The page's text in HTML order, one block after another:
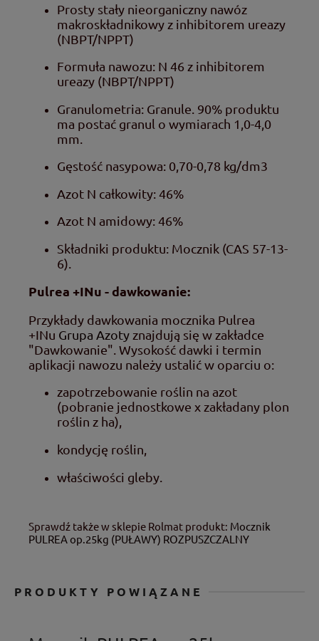
Prosty stały nieorganiczny nawóz
makroskładnikowy z inhibitorem ureazy
(NBPT/NPPT)
Formuła nawozu: N 46 z inhibitorem
ureazy (NBPT/NPPT)
Granulometria: Granule. 90% produktu
ma postać granul o wymiarach 1,0-4,0
mm.
Gęstość nasypowa: 0,70-0,78 kg/dm3
Azot N całkowity: 46%
Azot N amidowy: 46%
Składniki produktu: Mocznik (CAS 57-13-
6).
Pulrea +INu - dawkowanie:
Przykłady dawkowania mocznika Pulrea
+INu Grupa Azoty znajdują się w zakładce
"Dawkowanie". Wysokość dawki i termin
aplikacji nawozu należy ustalić w oparciu o:
zapotrzebowanie roślin na azot
(pobranie jednostkowe x zakładany plon
roślin z ha),
kondycję roślin,
właściwości gleby.
Sprawdź także w sklepie Rolmat produkt: Mocznik
PULREA op.25kg (PUŁAWY) ROZPUSZCZALNY
PRODUKTY POWIĄZANE